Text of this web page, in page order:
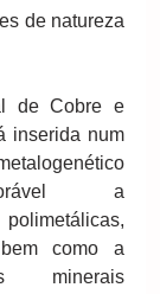
de natureza
de Cobre e
inserida num
a
como a
minerais